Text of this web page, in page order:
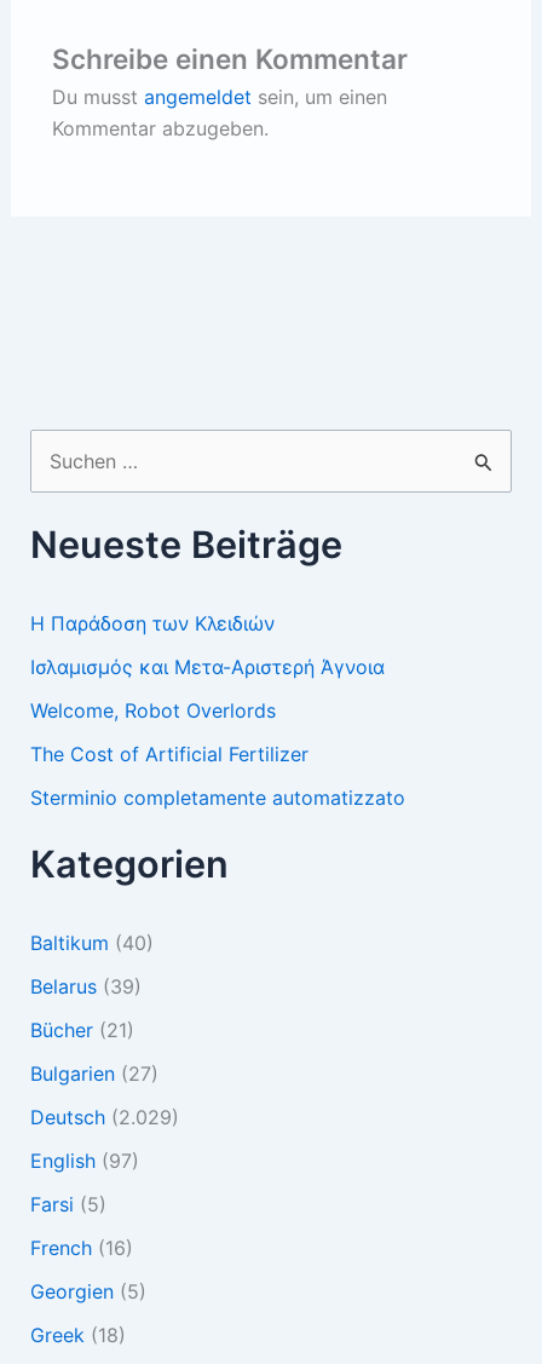
Schreibe einen Kommentar
Du musst angemeldet sein, um einen
Kommentar abzugeben.
Suchen
nach:
Neueste Beiträge
Η Παράδοση των Κλειδιών
Ισλαμισμός και Μετα-Αριστερή Άγνοια
Welcome, Robot Overlords
The Cost of Artificial Fertilizer
Sterminio completamente automatizzato
Kategorien
Baltikum (40)
Belarus(39)
Bücher(21)
Bulgarien(27)
Deutsch(2.029)
English(97)
Farsi (5)
French(16)
Georgien(5)
Greek (18)